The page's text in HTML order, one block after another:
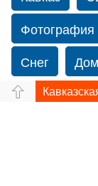
Фотография
Снег